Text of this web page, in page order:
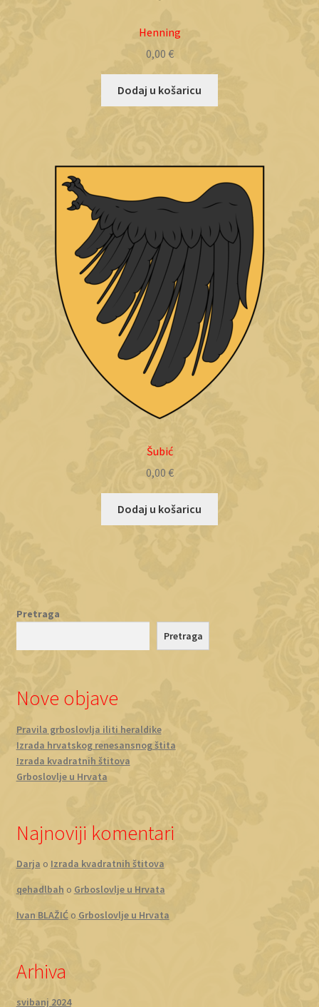
Henning
0,00 €
Dodaj u košaricu
Šubić
0,00 €
Dodaj u košaricu
Pretraga
Pretraga
Nove objave
Pravila grboslovlja iliti heraldike
Izrada hrvatskog renesansnog štita
Izrada kvadratnih štitova
Grboslovlje u Hrvata
Najnoviji komentari
Darja o Izrada kvadratnih štitova
qehadlbah o Grboslovlje u Hrvata
Ivan BLAŽIĆo Grboslovlje u Hrvata
Arhiva
svibanj 2024